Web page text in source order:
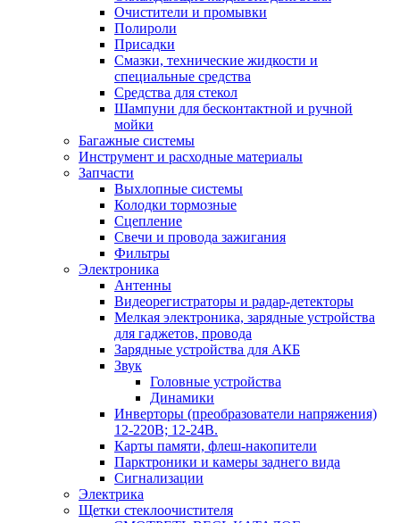
Очистители и промывки
Полироли
Присадки
Смазки, технические жидкости и
специальные средства
Средства для стекол
Шампуни для бесконтактной и ручной
мойки
Багажные системы
Инструмент и расходные материалы
Запчасти
Выхлопные системы
Колодки тормозные
Сцепление
Свечи и провода зажигания
Фильтры
Электроника
Антенны
Видеорегистраторы и радар-детекторы
Мелкая электроника, зарядные устройства
для гаджетов, провода
Зарядные устройства для АКБ
Звук
Головные устройства
Динамики
Инверторы (преобразователи напряжения)
12-220В; 12-24В.
Карты памяти, флеш-накопители
Парктроники и камеры заднего вида
Сигнализации
Электрика
Щетки стеклоочистителя